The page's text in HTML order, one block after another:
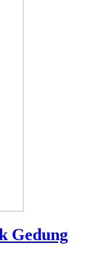
Gedung